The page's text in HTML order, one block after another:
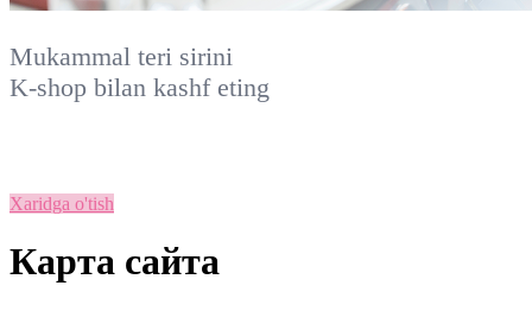
Mukammal teri sirini
K-shop bilan kashf eting
Xaridga o'tish
Карта сайта